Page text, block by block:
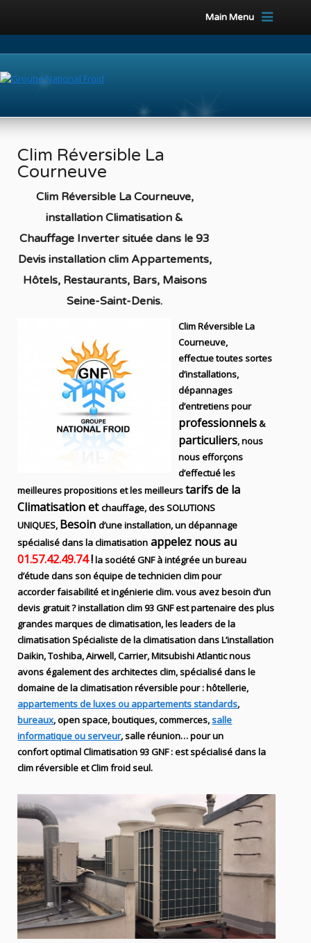
Main Menu
Clim Réversible La
Courneuve
Clim Réversible La Courneuve,
installation Climatisation &
Chauffage Inverter située dans le 93
Devis installation clim Appartements,
Hôtels, Restaurants, Bars, Maisons
Seine-Saint-Denis.
Clim Réversible La
Courneuve,
effectue toutes sortes
d’installations,
dépannages
d’entretienspour
professionnels&
particuliers, nous
nous efforçons
d’effectué les
meilleures propositions et les meilleurstarifs de la
Climatisation etchauffage, des SOLUTIONS
UNIQUES, Besoind’une installation, un dépannage
spécialisé dans la climatisation appelez nous au
01.57.42.49.74!la sociétéGNFà intégrée un bureau
d’étude dans son équipe de technicienclimpour
accorder faisabilité et ingénierieclim. vous avez besoin d’un
devis gratuit ? installation clim93 GNFest partenaire des plus
grandes marques declimatisation, les leadersde la
climatisation Spécialiste dela climatisation dansL’installation
Daikin, Toshiba, Airwell, Carrier, Mitsubishi Atlantic nous
avons également des architectes clim,spécialisé dans le
domaine de laclimatisation réversiblepour : hôtellerie,
appartements de luxes ou appartements standards,
bureaux, open space, boutiques, commerces,salle
informatique ou serveur, salle réunion… pour un
confort optimalClimatisation93GNF:estspécialisédans la
climréversible et Clim froid seul.